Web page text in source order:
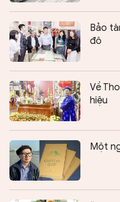
Bảo
đô
Về
hiệu
Một